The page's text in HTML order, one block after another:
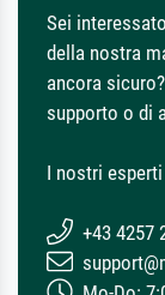
Sei
della nostra
ancora
supporto o di
I nostri
+43 4257